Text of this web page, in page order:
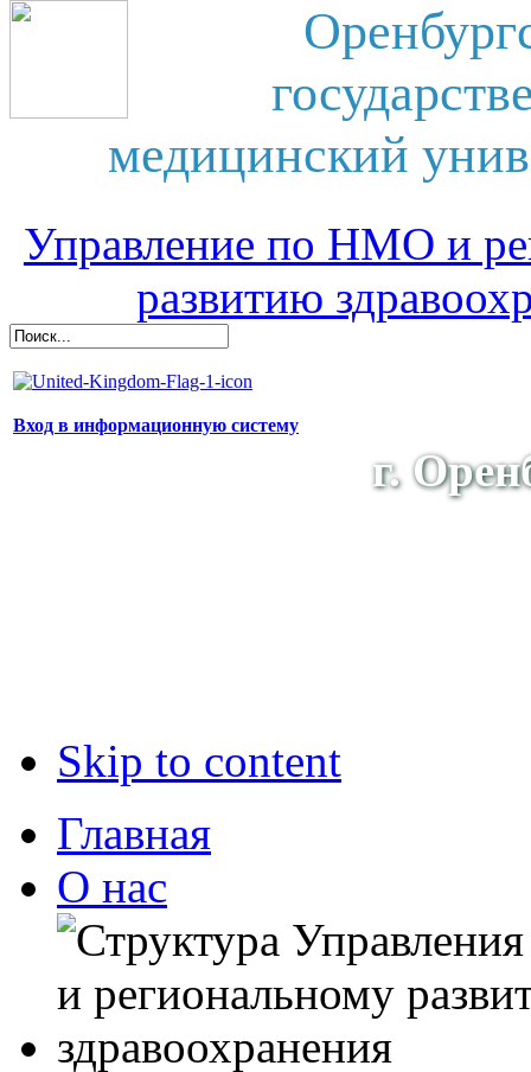
медицинский
Управление по НМО и
развитию
Вход в информационную систему
г.
Skip to content
Главная
О нас